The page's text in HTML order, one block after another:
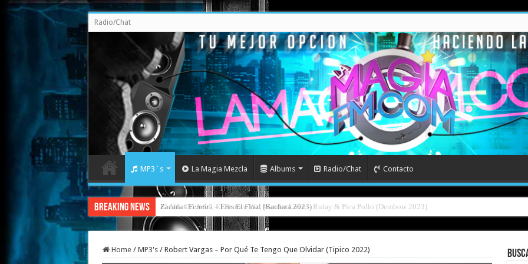
Radio/Chat
MP3`s La Magia Mezcla Albums Radio/Chat Contacto
Breaking News Zacarias Ferreira – Eres El Final (Bachata 2023)
Home / MP3's / Robert Vargas – Por Qué Te Tengo Que Olvidar (Tipico 2022)